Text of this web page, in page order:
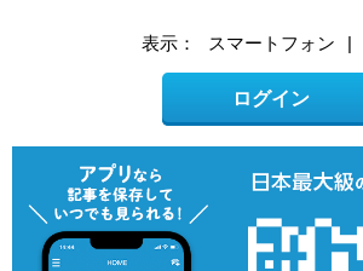
表示： スマートフォン
ログイン